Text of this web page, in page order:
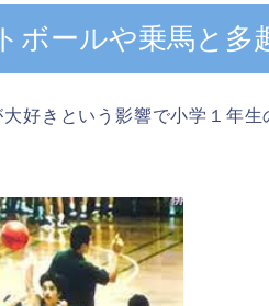
ボールや乗馬と多
好きという影響で小学１年生